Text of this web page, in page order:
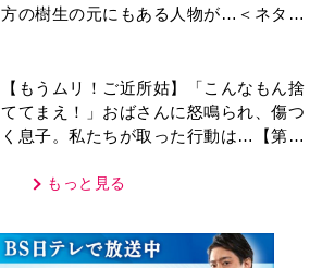
方の樹生の元にもある人物が…＜ネタバ
【もうムリ！ご近所姑】「こんなもん捨
ててまえ！」おばさんに怒鳴られ、傷つ
く息子。私たちが取った行動は…【第3
もっと見る